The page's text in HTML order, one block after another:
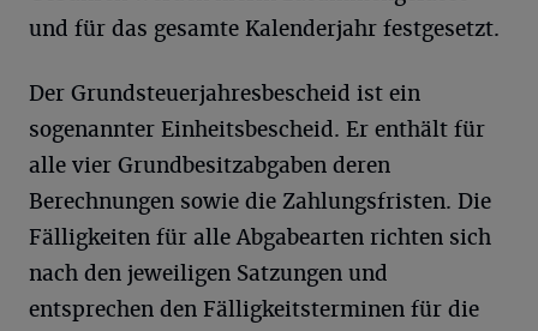
und für das gesamte Kalenderjahr festgesetzt.
Der Grundsteuerjahresbescheid ist ein
sogenannter Einheitsbescheid. Er enthält für
alle vier Grundbesitzabgaben deren
Berechnungen sowie die Zahlungsfristen. Die
Fälligkeiten für alle Abgabearten richten sich
nach den jeweiligen Satzungen und
entsprechen den Fälligkeitsterminen für die